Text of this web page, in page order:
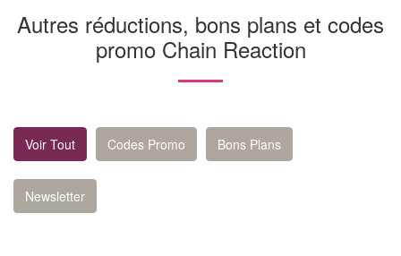
Autres réductions, bons plans et codes
promo Chain Reaction
Voir Tout Codes Promo Bons Plans
Newsletter